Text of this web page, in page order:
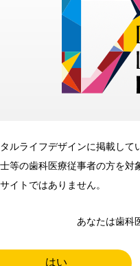
ルライフデザインに掲載して
等の歯科医療従事者の方を対
イトではありません。
あなたは歯科
はい
2024・8・1
「人口減
する地域
ICT活用の
スマイ